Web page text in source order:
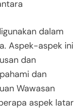
dalam
Aspek-aspek ini
dan
dan
Wawasan
aspek latar